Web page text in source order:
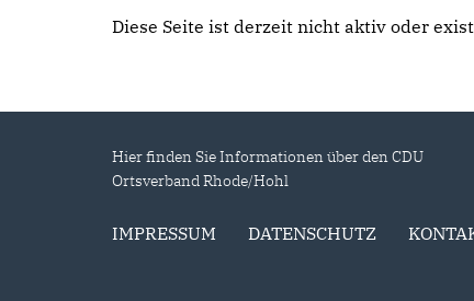
Diese Seite ist derzeit nicht aktiv oder
Hier finden Sie Informationen über den CDU
Ortsverband Rhode/Hohl
IMPRESSUM DATENSCHUTZ